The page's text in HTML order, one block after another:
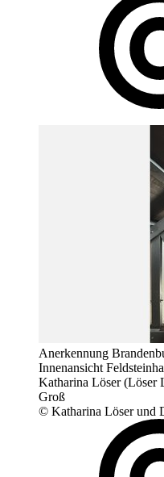
Anerkennung
Innenansicht
Katharina Löser (Löser
Groß
© Katharina Löser und